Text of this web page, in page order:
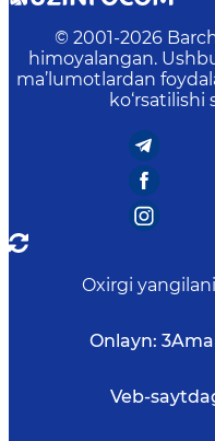
© 2001-2026
himoyalangan.
ma’lumotlardan
ko‘rsatilishi
Oxirgi
Onlayn: 3
Veb-